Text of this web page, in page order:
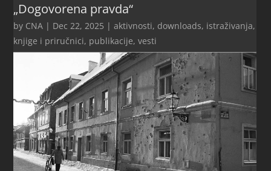
„Dogovorena pravda“
by CNA | Dec 22, 2025 |aktivnosti, downloads, istraživanja,
knjige i priručnici, publikacije,vesti